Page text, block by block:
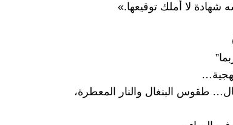
شهادة لا أملك توقيعها.»
طقوس البنغال والنار المعطرة،